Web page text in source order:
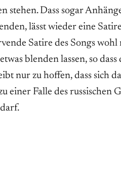
stehen. Dass sogar
lässt wieder eine
Satire des Songs
blenden lassen, so dass
nur zu hoffen, dass sich
einer Falle des russischen